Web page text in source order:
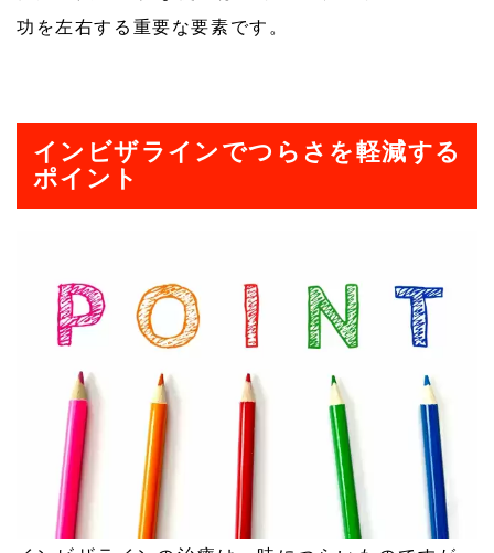
功を左右する重要な要素です。
インビザラインでつらさを軽減する
ポイント